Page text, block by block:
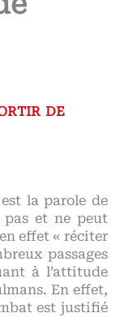
de
est la parole de
et ne peut
effet « réciter
passages
à l’attitude
En effet,
est justifié